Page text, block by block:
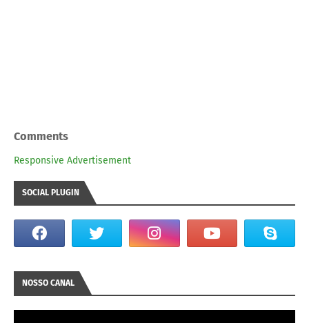
Comments
Responsive Advertisement
SOCIAL PLUGIN
NOSSO CANAL